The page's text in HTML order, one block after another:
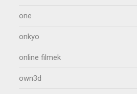
one
onkyo
online filmek
own3d